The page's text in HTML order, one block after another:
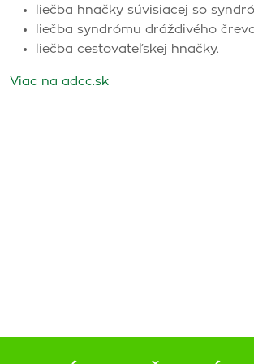
liečba hnačky súvisiacej so
liečba syndrómu dráždivého
liečba cestovateľskej hnačky.
Viac na adcc.sk